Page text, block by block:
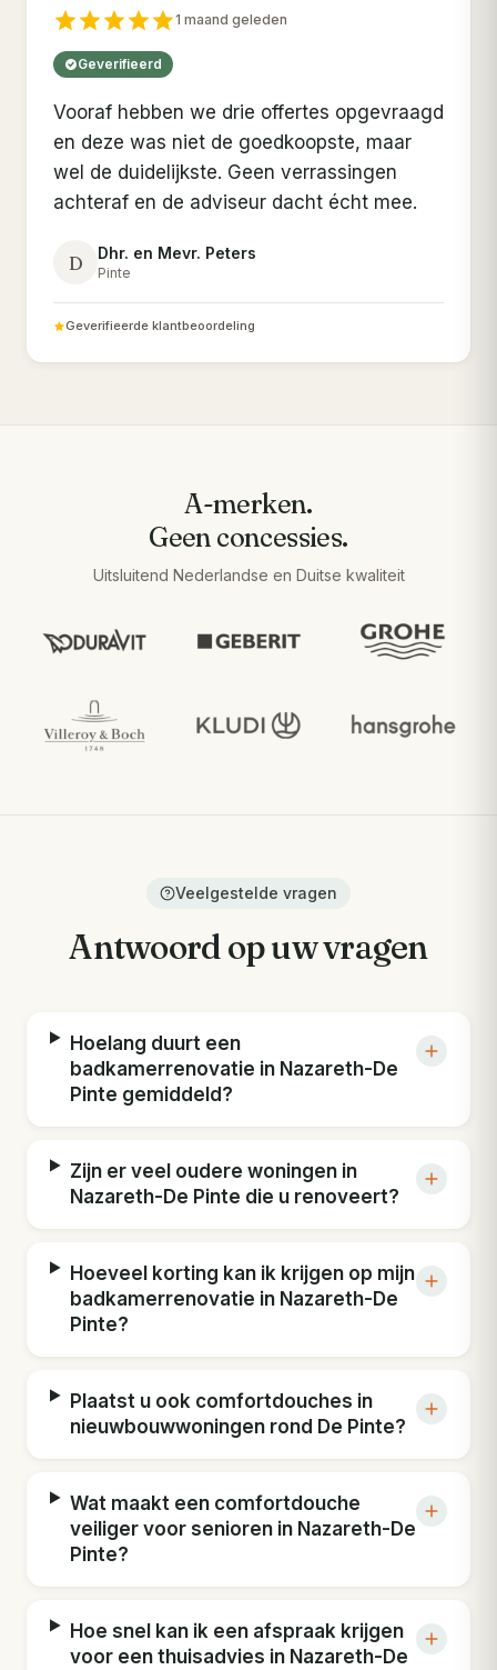
1 maand geleden
Geverifieerd
Vooraf hebben we drie offertes opgevraagd
en deze was niet de goedkoopste, maar
wel de duidelijkste. Geen verrassingen
achteraf en de adviseur dacht écht mee.
D Dhr. en Mevr. Peters
Pinte
Geverifieerde klantbeoordeling
A-merken.
Geen concessies.
Uitsluitend Nederlandse en Duitse kwaliteit
Veelgestelde vragen
Antwoord op uw vragen
Hoelang duurt een
badkamerrenovatie in Nazareth-De
Pinte gemiddeld?
Zijn er veel oudere woningen in
Nazareth-De Pinte die u renoveert?
Hoeveel korting kan ik krijgen op mijn
badkamerrenovatie in Nazareth-De
Pinte?
Plaatst u ook comfortdouches in
nieuwbouwwoningen rond De Pinte?
Wat maakt een comfortdouche
veiliger voor senioren in Nazareth-De
Pinte?
Hoe snel kan ik een afspraak krijgen
voor een thuisadvies in Nazareth-De